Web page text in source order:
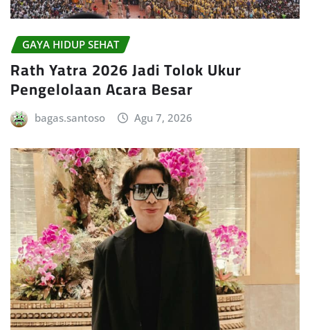
GAYA HIDUP SEHAT
Rath Yatra 2026 Jadi Tolok Ukur
Pengelolaan Acara Besar
bagas.santoso Agu 7, 2026